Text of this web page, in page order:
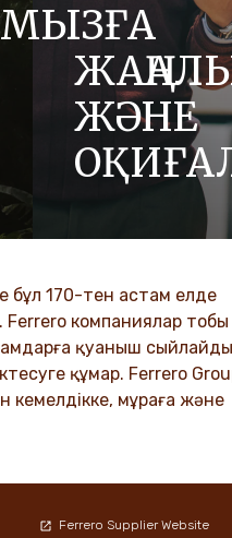
ЖӘНЕ
Біздің жаңалықтар
және оның брендтері
DISCOVER MORE
бұл 170-тен астам елде
Ferrero компаниялар тобы
қуаныш
құмар. Ferrero
кемелдікке, мұраға және
Ferrero Supplier Website